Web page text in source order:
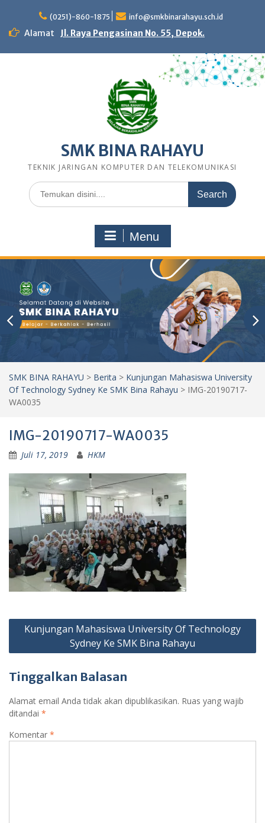
content
(0251)-860-1875 info@smkbinarahayu.sch.id
Alamat Jl. Raya Pengasinan No. 55, Depok.
SMK BINA RAHAYU
TEKNIK JARINGAN KOMPUTER DAN TELEKOMUNIKASI
Search
for:
Menu
SMK BINA RAHAYU > Berita > Kunjungan Mahasiswa University
Of Technology Sydney Ke SMK Bina Rahayu > IMG-20190717-
WA0035
IMG-20190717-WA0035
Juli 17, 2019 HKM
Navigasi
Kunjungan Mahasiswa University Of Technology
Sydney Ke SMK Bina Rahayu
Tinggalkan Balasan
Alamat email Anda tidak akan dipublikasikan. Ruas yang wajib
ditandai *
Komentar *